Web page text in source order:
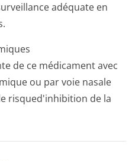
adéquate en
de ce médicament avec
ou par voie nasale
risqued'inhibition de la